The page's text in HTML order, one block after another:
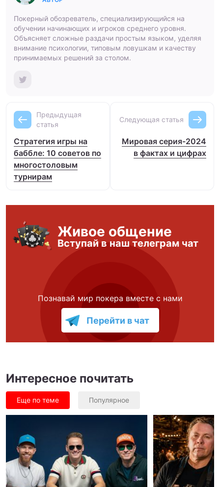
Покерный обозреватель, специализирующийся на
обучении начинающих и игроков среднего уровня.
Объясняет сложные раздачи простым языком, уделяя
внимание психологии, типовым ловушкам и качеству
принимаемых решений за столом.
Предыдущая
статья
Стратегия игры на
баббле: 10 советов по
многостоловым
турнирам
Следующая статья
Мировая серия-2024
в фактах и цифрах
Живое общение
Вступай в наш телеграм чат
Познавай мир покера вместе с нами
Перейти в чат
Интересное почитать
Еще по теме Популярное